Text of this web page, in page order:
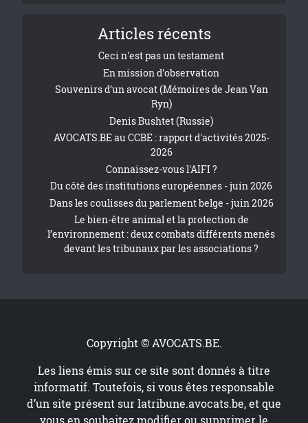
Articles récents
Ceci n'est pas un testament
En mission d'observation
Souvenirs d’un avocat (Mémoires de Jean Van
Ryn)
Denis Bushtet (Russie)
AVOCATS.BE au CCBE : rapport d'activités 2025-
2026
Connaissez-vous l'AIFI ?
Du côté des institutions européennes - juin 2026
Dans les coulisses du parlement belge - juin 2026
Le bien-être animal et la protection de
l’environnement : deux combats différents menés
devant les tribunaux par les associations ?
Copyright © AVOCATS.BE.
Les liens émis sur ce site sont donnés à titre
informatif. Toutefois, si vous êtes responsable
d’un site présent surlatribune.avocats.be, et que